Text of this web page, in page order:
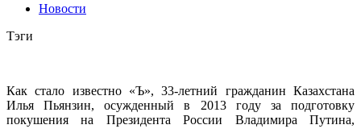
Новости
Тэги
Как стало известно «Ъ», 33-летний гражданин Казахстана
Илья Пьянзин, осужденный в 2013 году за подготовку
покушения на Президента России Владимира Путина,